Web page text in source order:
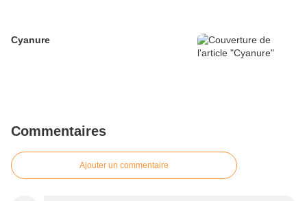
Cyanure
Commentaires
Ajouter un commentaire